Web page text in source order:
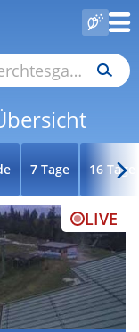
7 Tage 16 Tage
LIVE